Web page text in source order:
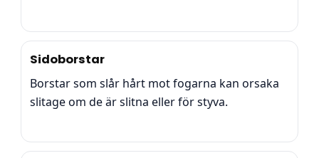
Sidoborstar
Borstar som slår hårt mot fogarna kan orsaka
slitage om de är slitna eller för styva.